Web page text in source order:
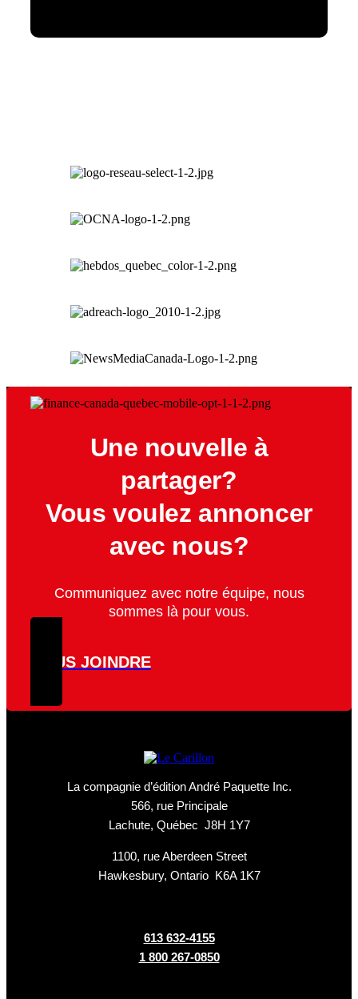
Une nouvelle à
partager?
Vous voulez annoncer
avec nous?
Communiquez avec notre équipe, nous
sommes là pour vous.
NOUS JOINDRE
La compagnie d’édition André Paquette Inc.
566, rue Principale
Lachute, Québec J8H 1Y7
1100, rue Aberdeen Street
Hawkesbury, Ontario K6A 1K7
613 632-4155
1 800 267-0850